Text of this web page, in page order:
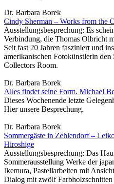
Dr. Barbara Borek
Cindy Sherman – Works from the
Ausstellungsbesprechung: Es
Verbindung, die Thomas Olbricht
Seit fast 20 Jahren fasziniert und
amerikanischen Fotokünstlerin
Collectors Room.
Dr. Barbara Borek
Alles findet seine Form. Michael
Dieses Wochenende letzte
Hier unsere Besprechung.
Dr. Barbara Borek
Sommergäste in Zehlendorf –
Hiroshige
Ausstellungsbesprechung: Das
Sommerausstellung Werke der
Ikemura, Pastellarbeiten mit
Dialog mit zwölf